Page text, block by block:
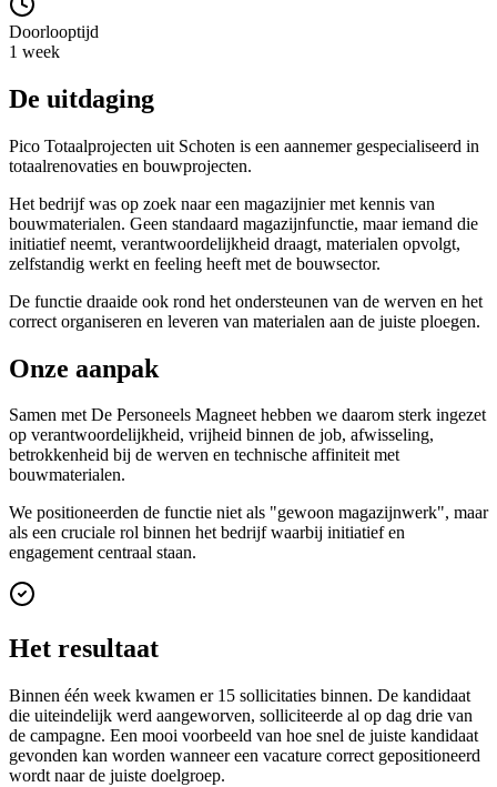
Doorlooptijd
1 week
De uitdaging
Pico Totaalprojecten uit Schoten is een aannemer gespecialiseerd in
totaalrenovaties en bouwprojecten.
Het bedrijf was op zoek naar een magazijnier met kennis van
bouwmaterialen. Geen standaard magazijnfunctie, maar iemand die
initiatief neemt, verantwoordelijkheid draagt, materialen opvolgt,
zelfstandig werkt en feeling heeft met de bouwsector.
De functie draaide ook rond het ondersteunen van de werven en het
correct organiseren en leveren van materialen aan de juiste ploegen.
Onze aanpak
Samen met De Personeels Magneet hebben we daarom sterk ingezet
op verantwoordelijkheid, vrijheid binnen de job, afwisseling,
betrokkenheid bij de werven en technische affiniteit met
bouwmaterialen.
We positioneerden de functie niet als "gewoon magazijnwerk", maar
als een cruciale rol binnen het bedrijf waarbij initiatief en
engagement centraal staan.
Het resultaat
Binnen één week kwamen er 15 sollicitaties binnen. De kandidaat
die uiteindelijk werd aangeworven, solliciteerde al op dag drie van
de campagne. Een mooi voorbeeld van hoe snel de juiste kandidaat
gevonden kan worden wanneer een vacature correct gepositioneerd
wordt naar de juiste doelgroep.